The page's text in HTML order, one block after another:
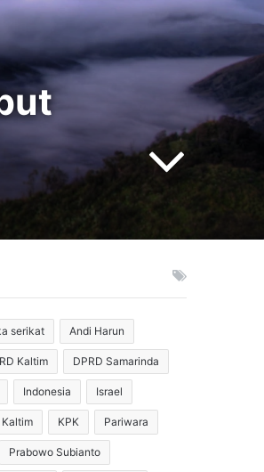
serikat Andi Harun
Kaltim DPRD Samarinda
Indonesia Israel
Kaltim KPK Pariwara
Prabowo Subianto